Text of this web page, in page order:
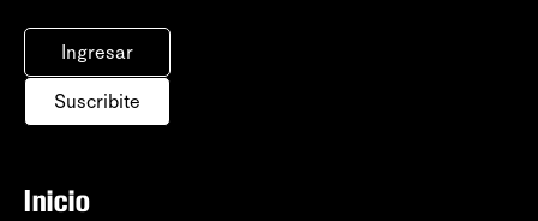
Ingresar
Suscribite
Inicio